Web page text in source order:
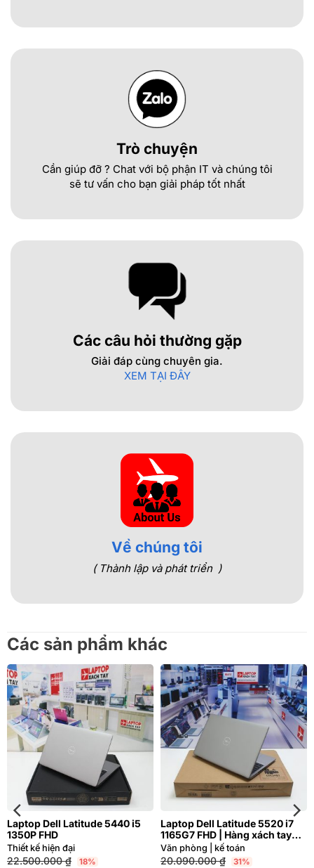
Trò chuyện
Cần giúp đỡ ? Chat với bộ phận IT và chúng tôi
sẽ tư vấn cho bạn giải pháp tốt nhất
Các câu hỏi thường gặp
Giải đáp cùng chuyên gia.
XEM TẠI ĐÂY
Về chúng tôi
( Thành lập và phát triển )
Các sản phẩm khác
Laptop Dell Latitude 5440 i5
1350P FHD
Thiết kế hiện đại
22.500.000₫ 18%
Laptop Dell Latitude 5520 i7
1165G7 FHD | Hàng xách tay
99%
Văn phòng | kế toán
20.090.000₫ 31%